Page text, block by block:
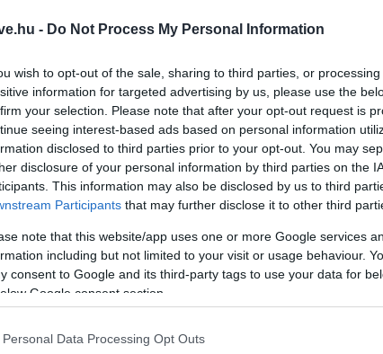
- Do Not Process My Personal Information
wish to opt-out of the sale, sharing to third parties, or
information for targeted advertising by us, please use the
your selection. Please note that after your opt-out request is
seeing interest-based ads based on personal information
disclosed to third parties prior to your opt-out. You may
disclosure of your personal information by third parties on the
This information may also be disclosed by us to third
Participants that may further disclose it to other third
note that this website/app uses one or more Google services
including but not limited to your visit or usage behaviour.
consent to Google and its third-party tags to use your data for
Google consent section.
Personal Data Processing Opt Outs
körutazás alatt megúszhat egy-két dolgot, akkor
börtöncella, amitbrignekhívnak. Ezek a
tud hozzáférni, és azokra az utasokra van
felelőtlen tevékenységet folytattak.